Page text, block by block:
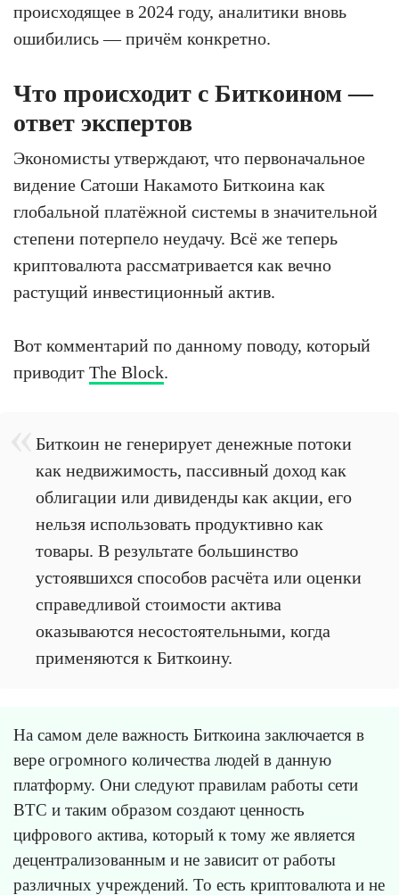
происходящее в 2024 году, аналитики вновь
ошибились — причём конкретно.
Что происходит с Биткоином —
ответ экспертов
Экономисты утверждают, что первоначальное
видение Сатоши Накамото Биткоина как
глобальной платёжной системы в значительной
степени потерпело неудачу. Всё же теперь
криптовалюта рассматривается как вечно
растущий инвестиционный актив.
Вот комментарий по данному поводу, который
приводит The Block.
Биткоин не генерирует денежные потоки
как недвижимость, пассивный доход как
облигации или дивиденды как акции, его
нельзя использовать продуктивно как
товары. В результате большинство
устоявшихся способов расчёта или оценки
справедливой стоимости актива
оказываются несостоятельными, когда
применяются к Биткоину.
На самом деле важность Биткоина заключается в
вере огромного количества людей в данную
платформу. Они следуют правилам работы сети
BTC и таким образом создают ценность
цифрового актива, который к тому же является
децентрализованным и не зависит от работы
различных учреждений. То есть криптовалюта и не